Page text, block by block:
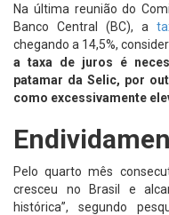
Na última reunião do
Banco Central (BC), a
chegando a 14,5%,
a taxa de juros é
patamar da Selic, por
como excessivamente
Pelo quarto mês
cresceu no Brasil e
histórica”, segundo